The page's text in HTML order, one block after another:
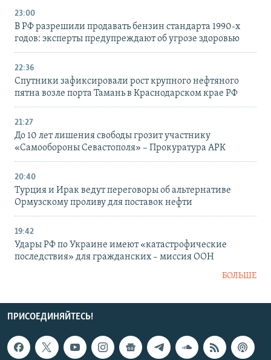
23:00
В РФ разрешили продавать бензин стандарта 1990-х
годов: эксперты предупреждают об угрозе здоровью
22:36
Спутники зафиксировали рост крупного нефтяного
пятна возле порта Тамань в Краснодарском крае РФ
21:27
До 10 лет лишения свободы грозит участнику
«Самообороны Севастополя» – Прокуратура АРК
20:40
Турция и Ирак ведут переговоры об альтернативе
Ормузскому проливу для поставок нефти
19:42
Удары РФ по Украине имеют «катастрофические
последствия» для гражданских – миссия ООН
БОЛЬШЕ
ПРИСОЕДИНЯЙТЕСЬ!